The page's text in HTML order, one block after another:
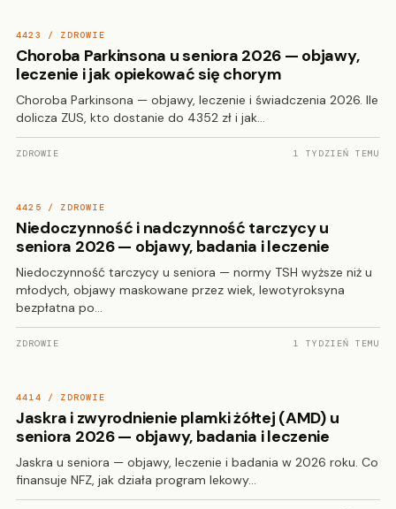
4423 / ZDROWIE
Choroba Parkinsona u seniora 2026 — objawy,
leczenie i jak opiekować się chorym
Choroba Parkinsona — objawy, leczenie i świadczenia 2026. Ile
dolicza ZUS, kto dostanie do 4352 zł i jak…
ZDROWIE 1 TYDZIEŃ TEMU
4425 / ZDROWIE
Niedoczynność i nadczynność tarczycy u
seniora 2026 — objawy, badania i leczenie
Niedoczynność tarczycy u seniora — normy TSH wyższe niż u
młodych, objawy maskowane przez wiek, lewotyroksyna
bezpłatna po…
ZDROWIE 1 TYDZIEŃ TEMU
4414 / ZDROWIE
Jaskra i zwyrodnienie plamki żółtej (AMD) u
seniora 2026 — objawy, badania i leczenie
Jaskra u seniora — objawy, leczenie i badania w 2026 roku. Co
finansuje NFZ, jak działa program lekowy…